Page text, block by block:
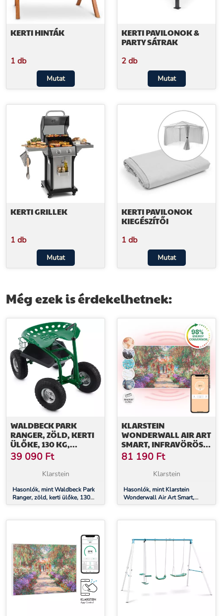
KERTI HINTÁK
1 db
Mutat
KERTI PAVILONOK &
PARTY SÁTRAK
2 db
Mutat
KERTI GRILLEK
1 db
Mutat
KERTI PAVILONOK
KIEGÉSZÍTŐI
1 db
Mutat
Még ezek is érdekelhetnek:
WALDBECK PARK
RANGER, ZÖLD, KERTI
ÜLŐKE, 130 KG,
MOZGÓ, TÁROLÓHELY,
ACÉL
39 090 Ft
Klarstein
Hasonlók, mint Waldbeck Park
Ranger, zöld, kerti ülőke, 130
kg, mozgó, tárolóhely, acél
KLARSTEIN
WONDERWALL AIR ART
SMART, INFRAVÖRÖS
HŐSUGÁRZÓ, 120 X 60
CM, 700 W,
ALKALMAZÁS, KERTI
81 190 Ft
Klarstein
Hasonlók, mint Klarstein
Wonderwall Air Art Smart,
infravörös hősugárzó, 120 x 60
ösvény